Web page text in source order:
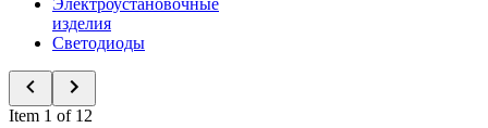
Электроустановочные
изделия
Светодиоды
Item 1 of 12